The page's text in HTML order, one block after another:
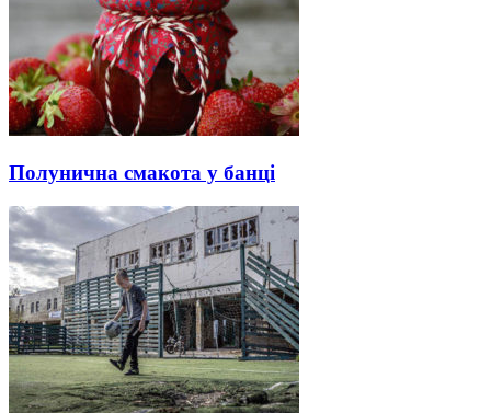
Полунична смакота у банці